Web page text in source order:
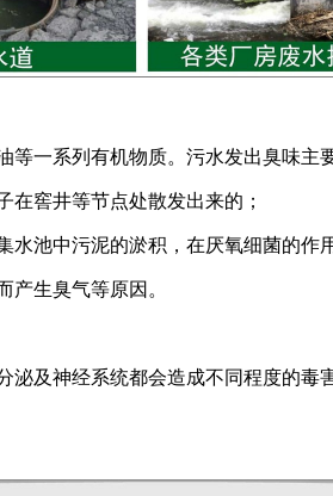
一系列有机物质。污水发出臭味主
窖井等节点处散发出来的；
中污泥的淤积，在厌氧细菌的作用
生臭气等原因。
神经系统都会造成不同程度的毒